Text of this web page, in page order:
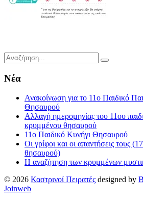
Νέα
Ανακοίνωση για το 11ο Παιδικό
Θησαυρού
Αλλαγή ημερομηνίας του 11ου
κρυμμένου θησαυρού
11ο Παιδικό Κυνήγι Θησαυρού
Οι γρίφοι και οι απαντήσεις τους
θησαυρού)
Η αναζήτηση των κρυμμένων
© 2026 Καστρινοί Πειρατές designed by
Joinweb